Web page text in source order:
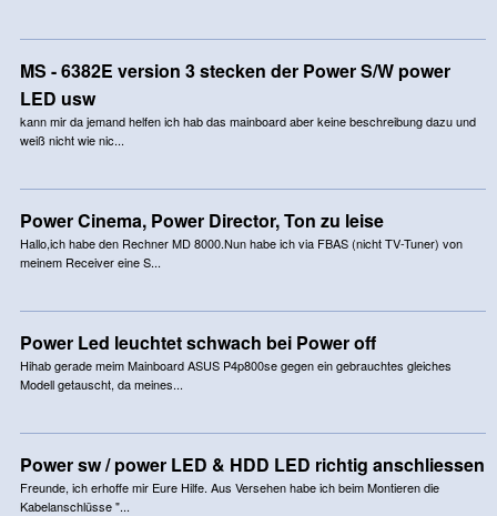
MS - 6382E version 3 stecken der Power S/W power
LED usw
kann mir da jemand helfen ich hab das mainboard aber keine beschreibung dazu und
weiß nicht wie nic...
Power Cinema, Power Director, Ton zu leise
Hallo,ich habe den Rechner MD 8000.Nun habe ich via FBAS (nicht TV-Tuner) von
meinem Receiver eine S...
Power Led leuchtet schwach bei Power off
Hihab gerade meim Mainboard ASUS P4p800se gegen ein gebrauchtes gleiches
Modell getauscht, da meines...
Power sw / power LED & HDD LED richtig anschliessen
Freunde, ich erhoffe mir Eure Hilfe. Aus Versehen habe ich beim Montieren die
Kabelanschlüsse "...